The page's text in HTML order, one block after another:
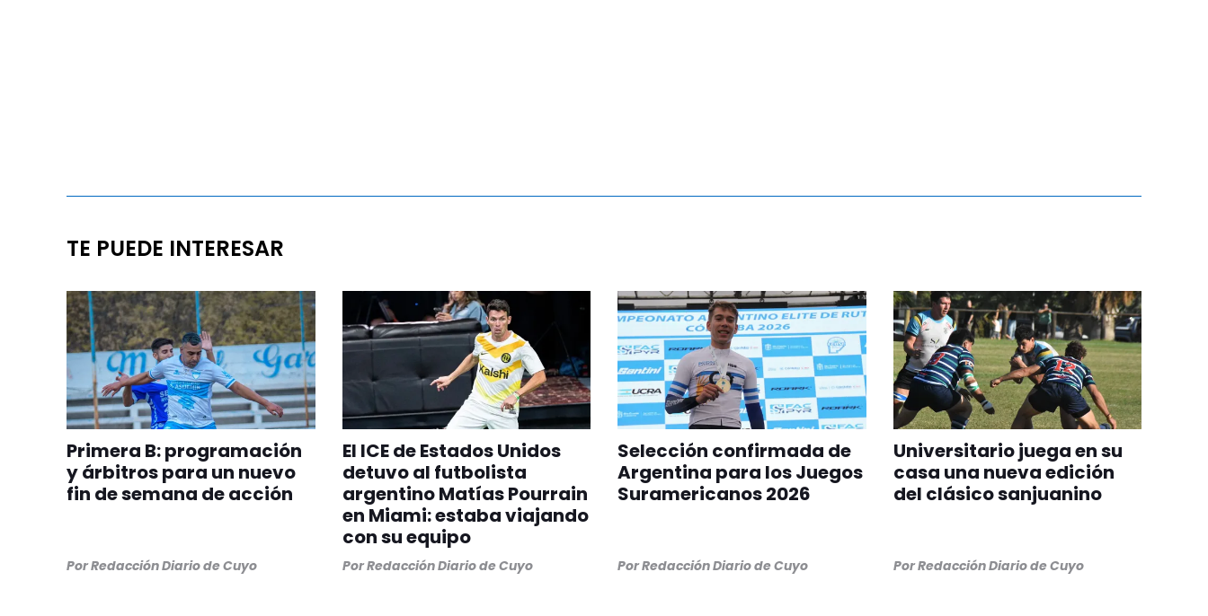
TE PUEDE INTERESAR
Primera B: programación
y árbitros para un nuevo
fin de semana de acción
PorRedacción Diario de Cuyo
El ICE de Estados Unidos
detuvo al futbolista
argentino Matías Pourrain
en Miami: estaba viajando
con su equipo
PorRedacción Diario de Cuyo
Selección confirmada de
Argentina para los Juegos
Suramericanos 2026
PorRedacción Diario de Cuyo
Universitario juega en su
casa una nueva edición
del clásico sanjuanino
PorRedacción Diario de Cuyo